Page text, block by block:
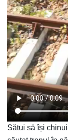
Sătui să își